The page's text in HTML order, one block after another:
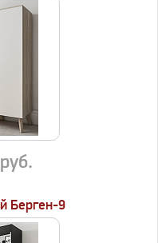
руб.
Берген-9